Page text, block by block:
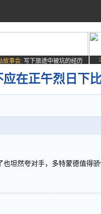
故事会: 写下旅途中被坑的经历
在正午烈日下
也坦然夸对手，多特蒙德值得